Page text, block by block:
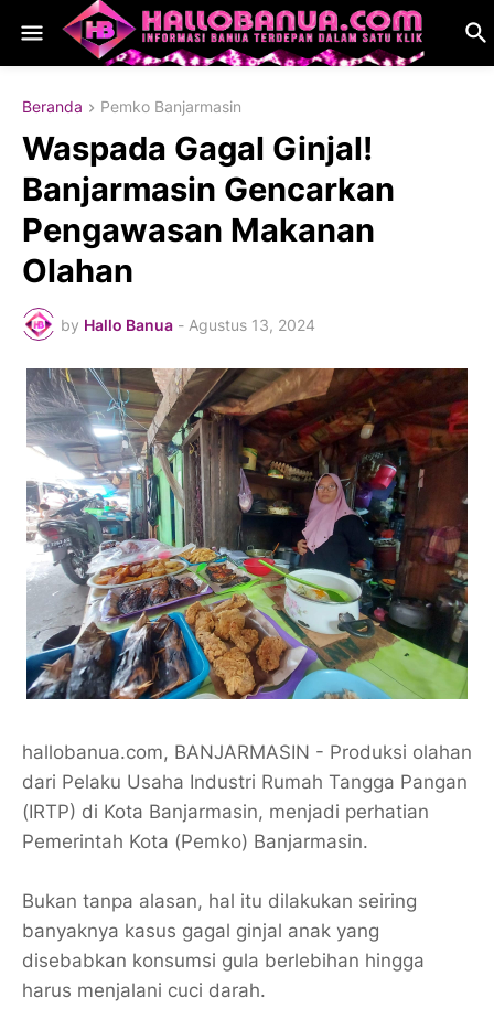
Beranda Pemko Banjarmasin
Waspada Gagal Ginjal!
Banjarmasin Gencarkan
Pengawasan Makanan
Olahan
by Hallo Banua - Agustus 13, 2024
hallobanua.com, BANJARMASIN - Produksi olahan
dari Pelaku Usaha Industri Rumah Tangga Pangan
(IRTP) di Kota Banjarmasin, menjadi perhatian
Pemerintah Kota (Pemko) Banjarmasin.
Bukan tanpa alasan, hal itu dilakukan seiring
banyaknya kasus gagal ginjal anak yang
disebabkan konsumsi gula berlebihan hingga
harus menjalani cuci darah.